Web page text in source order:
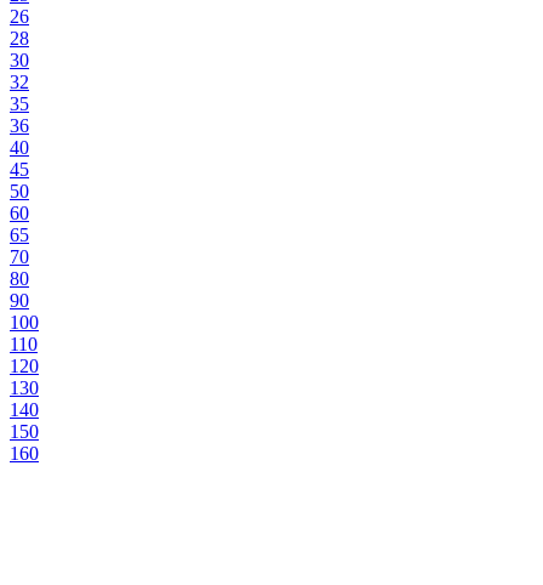
26
28
30
32
35
36
40
45
50
60
65
70
80
90
100
110
120
130
140
150
160